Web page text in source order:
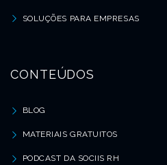
SOLUÇÕES PARA EMPRESAS
CONTEÚDOS
BLOG
MATERIAIS GRATUITOS
PODCAST DA SOCIIS RH